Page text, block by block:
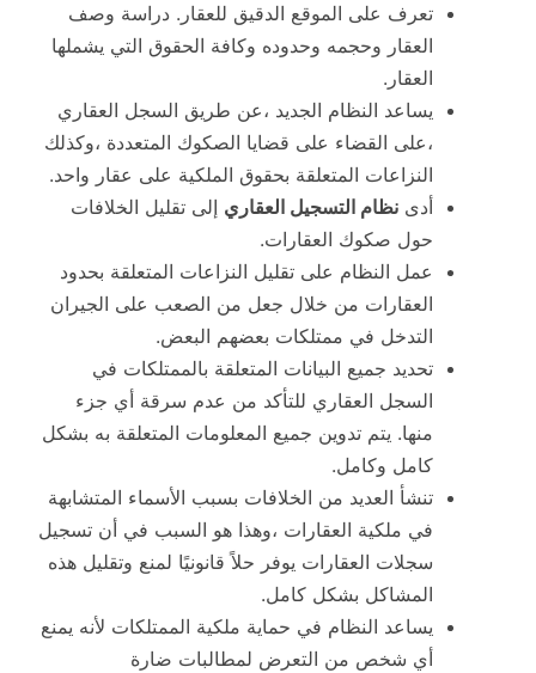
تعرف على الموقع الدقيق للعقار. دراسة وصف
العقار وحجمه وحدوده وكافة الحقوق التي يشملها
العقار.
يساعد النظام الجديد ،عن طريق السجل العقاري
،على القضاء على قضايا الصكوك المتعددة ،وكذلك
النزاعات المتعلقة بحقوق الملكية على عقار واحد.
أدى نظام التسجيل العقاري إلى تقليل الخلافات
حول صكوك العقارات.
عمل النظام على تقليل النزاعات المتعلقة بحدود
العقارات من خلال جعل من الصعب على الجيران
التدخل في ممتلكات بعضهم البعض.
تحديد جميع البيانات المتعلقة بالممتلكات في
السجل العقاري للتأكد من عدم سرقة أي جزء
منها. يتم تدوين جميع المعلومات المتعلقة به بشكل
كامل وكامل.
تنشأ العديد من الخلافات بسبب الأسماء المتشابهة
في ملكية العقارات ،وهذا هو السبب في أن تسجيل
سجلات العقارات يوفر حلاً قانونيًا لمنع وتقليل هذه
المشاكل بشكل كامل.
يساعد النظام في حماية ملكية الممتلكات لأنه يمنع
أي شخص من التعرض لمطالبات ضارة